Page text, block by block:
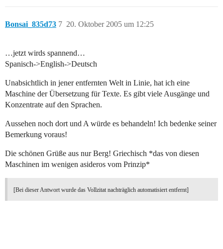
Bonsai_835d73 20. Oktober 2005 um 12:25
7
…jetzt wirds spannend…
Spanisch->English->Deutsch
Unabsichtlich in jener entfernten Welt in Linie, hat ich eine
Maschine der Übersetzung für Texte. Es gibt viele Ausgänge und
Konzentrate auf den Sprachen.
Aussehen noch dort und A würde es behandeln! Ich bedenke seiner
Bemerkung voraus!
Die schönen Grüße aus nur Berg! Griechisch *das von diesen
Maschinen im wenigen asideros vom Prinzip*
[Bei dieser Antwort wurde das Vollzitat nachträglich automatisiert entfernt]